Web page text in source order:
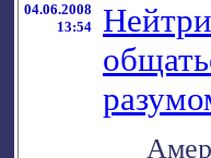
04.06.2008
13:54